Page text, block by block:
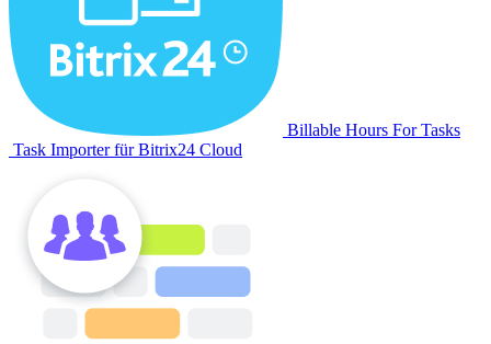
Billable Hours For Tasks
Task Importer für Bitrix24 Cloud